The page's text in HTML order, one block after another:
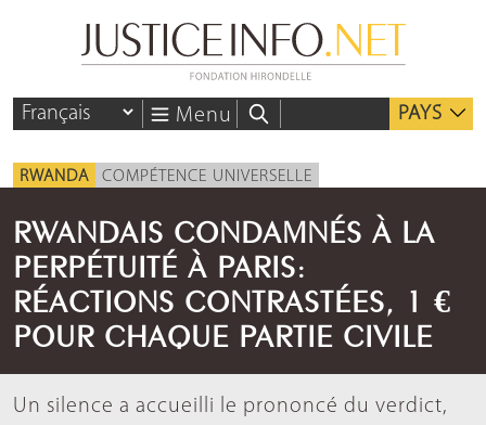
Menu PAYS
RWANDA COMPÉTENCE UNIVERSELLE
RWANDAIS CONDAMNÉS À LA
PERPÉTUITÉ À PARIS:
RÉACTIONS CONTRASTÉES, 1 €
POUR CHAQUE PARTIE CIVILE
Un silence a accueilli le prononcé du verdict,